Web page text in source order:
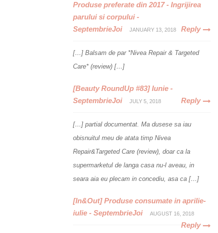
Produse preferate din 2017 - Ingrijirea
parului si corpului -
SeptembrieJoi
JANUARY 13, 2018 Reply
[…] Balsam de par *Nivea Repair & Targeted
Care* (review) […]
[Beauty RoundUp #83] Iunie -
SeptembrieJoi
JULY 5, 2018 Reply
[…] partial documentat. Ma dusese sa iau
obisnuitul meu de atata timp Nivea
Repair&Targeted Care (review), doar ca la
supermarketul de langa casa nu-l aveau, in
seara aia eu plecam in concediu, asa ca […]
[In&Out] Produse consumate in aprilie-
iulie - SeptembrieJoi
AUGUST 16, 2018
Reply